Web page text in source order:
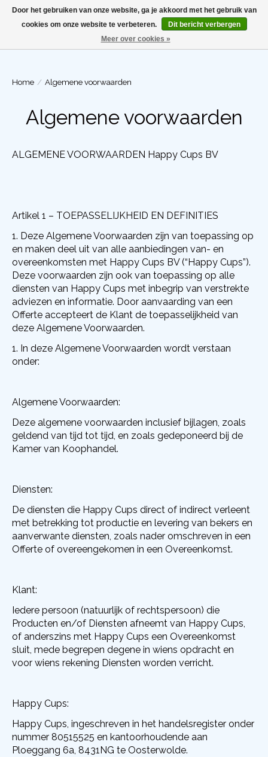
Home / Algemene voorwaarden
Algemene voorwaarden
ALGEMENE VOORWAARDEN Happy Cups BV
Artikel 1 – TOEPASSELIJKHEID EN DEFINITIES
Deze Algemene Voorwaarden zijn van toepassing op
en maken deel uit van alle aanbiedingen van- en
overeenkomsten met Happy Cups BV (“Happy Cups”).
Deze voorwaarden zijn ook van toepassing op alle
diensten van Happy Cups met inbegrip van verstrekte
adviezen en informatie. Door aanvaarding van een
Offerte accepteert de Klant de toepasselijkheid van
deze Algemene Voorwaarden.
In deze Algemene Voorwaarden wordt verstaan
onder:
Algemene Voorwaarden:
Deze algemene voorwaarden inclusief bijlagen, zoals
geldend van tijd tot tijd, en zoals gedeponeerd bij de
Kamer van Koophandel.
Diensten:
De diensten die Happy Cups direct of indirect verleent
met betrekking tot productie en levering van bekers en
aanverwante diensten, zoals nader omschreven in een
Offerte of overeengekomen in een Overeenkomst.
Klant:
Iedere persoon (natuurlijk of rechtspersoon) die
Producten en/of Diensten afneemt van Happy Cups,
of anderszins met Happy Cups een Overeenkomst
sluit, mede begrepen degene in wiens opdracht en
voor wiens rekening Diensten worden verricht.
Happy Cups:
Happy Cups, ingeschreven in het handelsregister onder
nummer 80515525 en kantoorhoudende aan
Ploeggang 6a, 8431NG te Oosterwolde.
Door het gebruiken van onze website, ga je akkoord met het gebruik van
cookies om onze website te verbeteren.
Dit bericht verbergen
Meer over cookies »